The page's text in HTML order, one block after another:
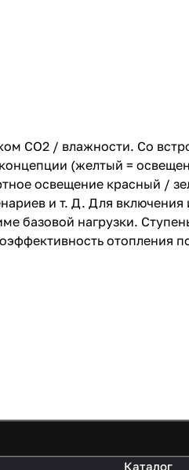
CO2 / влажности. Со
(желтый =
освещение красный /
и т. Д. Для
базовой нагрузки.
отопления
Каталог